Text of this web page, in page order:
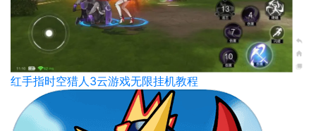
红手指时空猎人3云游戏无限挂机教程